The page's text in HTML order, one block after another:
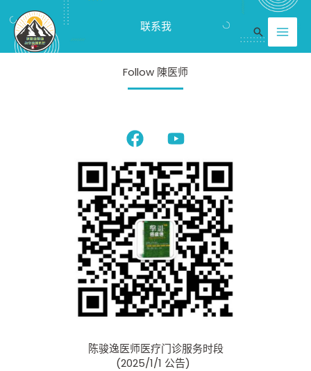
搜
索
联系我
Follow 陳医师
a
c
e
b
o
o
k
u
t
u
b
e
陈骏逸医师医疗门诊服务时段
(2025/1/1 公告)